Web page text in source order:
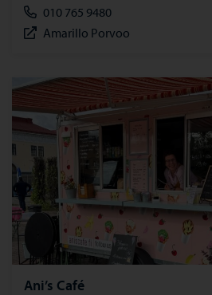
010 765 9480
Amarillo Porvoo
Ani’s Café